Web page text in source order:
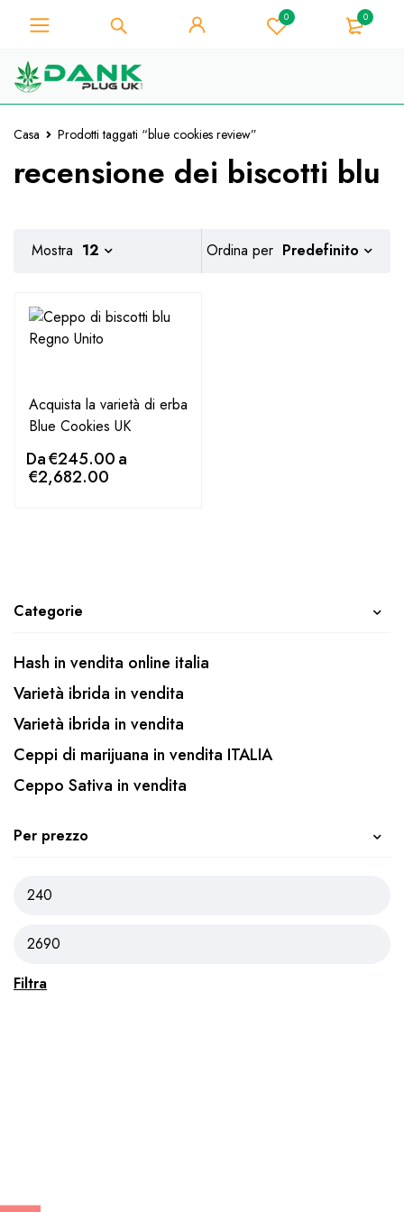
0 0
Casa Prodotti taggati “blue cookies review”
recensione dei biscotti blu
Categorie
Hash in vendita online italia
Varietà ibrida in vendita
Varietà ibrida in vendita
Ceppi di marijuana in vendita ITALIA
Ceppo Sativa in vendita
Per prezzo
Filtra
Ordina per Predefinito
Mostra 12
Acquista la varietà di erba
Blue Cookies UK
Da€245.00a
€2,682.00
Per gli amanti dell'erba - Ottieni uno
sconto immediato su ogni acquisto di
10% - Codice Coupon "WELCOME10"
Preso!